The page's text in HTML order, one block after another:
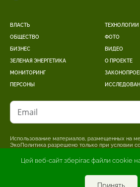
Цей веб-сайт зберігає файли cookie
ВЛАСТЬ
ОБЩЕСТВО
БИЗНЕС
ЗЕЛЕНАЯ ЭНЕРГЕТИКА
МОНИТОРИНГ
ПЕРСОНЫ
ТЕХНОЛОГИИ
ФОТО
ВИДЕО
О ПРОЕКТЕ
Email
Использование материалов, размещенных на
ЭкоПолитика разрешено только при условии
систем, гиперссылки на страницу, где
материале. За достоверность информации,
материалах, несет ответственность